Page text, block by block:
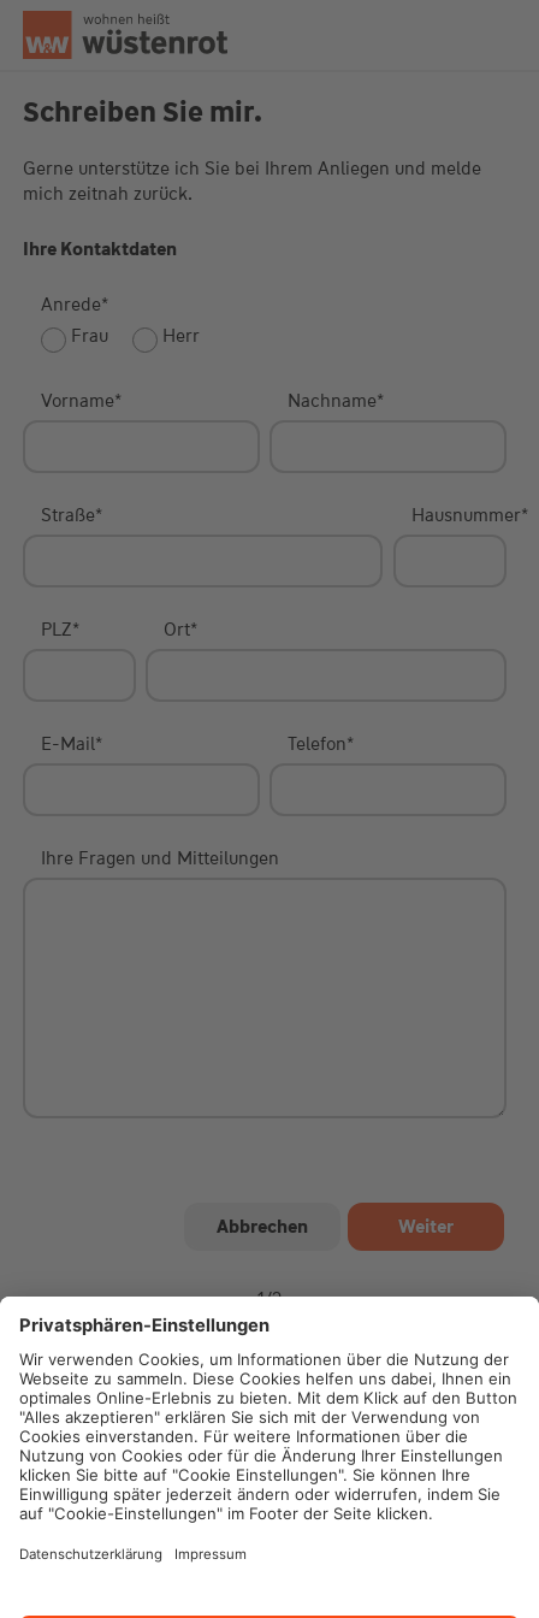
Seitenanfang
Schreiben Sie mir.
Gerne unterstütze ich Sie bei Ihrem Anliegen und melde
mich zeitnah zurück.
Ihre Kontaktdaten
Anrede*
Frau
Herr
Vorname* Nachname*
Straße* Hausnummer*
PLZ* Ort*
E-Mail* Telefon*
Ihre Fragen und Mitteilungen
1/2
Impressum
Datenschutz
Cookie-Einstellungen
Unsere Chatzeiten:
Fr: 9:00 Uhr - 18:00 Uhr